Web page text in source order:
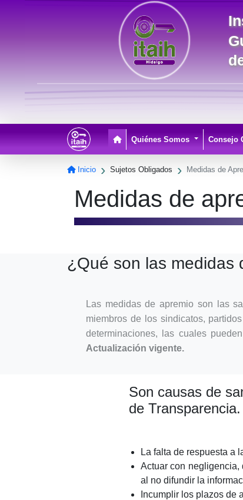
Pagina Principal
Quiénes Somos Consejo
Inicio Sujetos Obligados Medidas de
Medidas de
¿Qué son las medidas
Las medidas de apremio son las
miembros de los sindicatos,
determinaciones, las cuales
Actualización vigente.
Son causas de
de Transparencia.
La falta de respuesta a
Actuar con negligencia,
al no difundir la
Incumplir los plazos de